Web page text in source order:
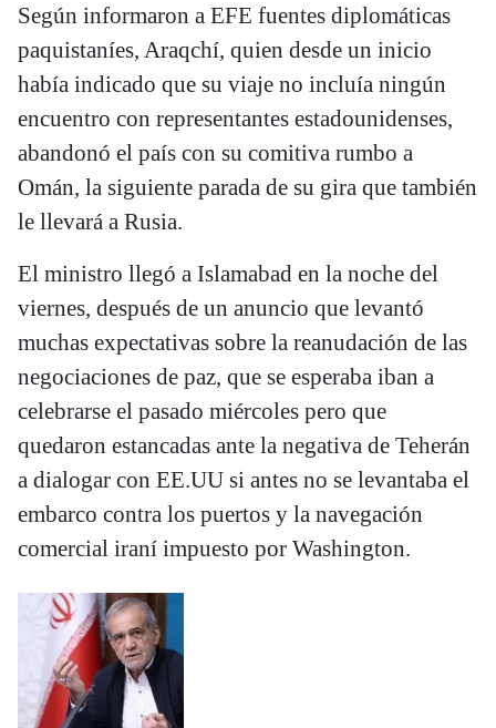
Según informaron a EFE fuentes diplomáticas
paquistaníes, Araqchí, quien desde un inicio
había indicado que su viaje no incluía ningún
encuentro con representantes estadounidenses,
abandonó el país con su comitiva rumbo a
Omán, la siguiente parada de su gira que también
le llevará a Rusia.
El ministro llegó a Islamabad en la noche del
viernes, después de un anuncio que levantó
muchas expectativas sobre la reanudación de las
negociaciones de paz, que se esperaba iban a
celebrarse el pasado miércoles pero que
quedaron estancadas ante la negativa de Teherán
a dialogar con EE.UU si antes no se levantaba el
embarco contra los puertos y la navegación
comercial iraní impuesto por Washington.